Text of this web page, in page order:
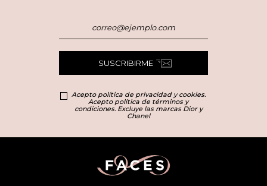
SUSCRIBIRME
Acepto política de privacidad y cookies.
Acepto política de términos y
condiciones. Excluye las marcas Dior y
Chanel